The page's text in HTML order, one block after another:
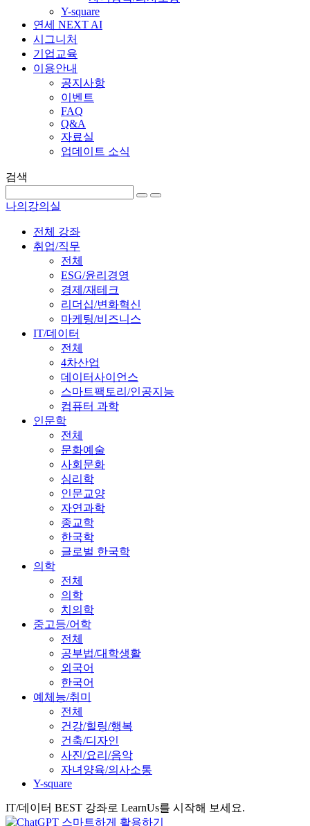
Y-square
연세 NEXT AI
시그니처
기업교육
이용안내
공지사항
이벤트
FAQ
Q&A
자료실
업데이트 소식
검색
나의강의실
전체 강좌
취업/직무
전체
ESG/윤리경영
경제/재테크
리더십/변화혁신
마케팅/비즈니스
IT/데이터
전체
4차산업
데이터사이언스
스마트팩토리/인공지능
컴퓨터 과학
인문학
전체
문화예술
사회문화
심리학
인문교양
자연과학
종교학
한국학
글로벌 한국학
의학
전체
의학
치의학
중고등/어학
전체
공부법/대학생활
외국어
한국어
예체능/취미
전체
건강/힐링/행복
건축/디자인
사진/요리/음악
자녀양육/의사소통
Y-square
IT/데이터 BEST 강좌로 LearnUs를 시작해 보세요.